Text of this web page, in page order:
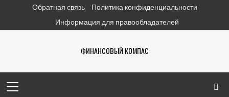
содержимому
Обратная связь
Политика конфиденциальности
Информация для правообладателей
ФИНАНСОВЫЙ КОМПАС
меню